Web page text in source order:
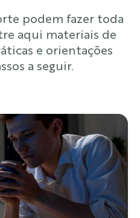
podem fazer toda
aqui materiais de
e orientações
a seguir.